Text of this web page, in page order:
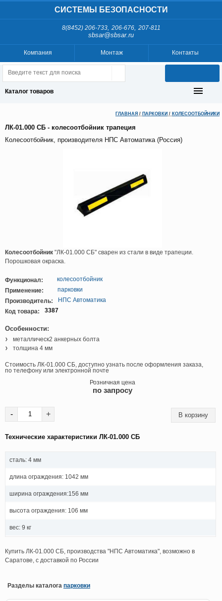
СИСТЕМЫ БЕЗОПАСНОСТИ
8(8452) 206-733, 206-676, 207-811
sbsar@sbsar.ru
Контакты
Монтаж
Компания
Каталог товаров
ГЛАВНАЯ / ПАРКОВКИ / КОЛЕСООТБОЙНИКИ
ЛК-01.000 СБ - колесоотбойник трапеция
Колесоотбойник, производителя НПС Автоматика (Россия)
Колесоотбойник "ЛК-01.000 СБ" сварен из стали в виде трапеции.
Порошковая окраска.
Функционал:
колесоотбойник
Применение:
парковки
Производитель:
НПС Автоматика
Код товара:
3387
Особенности:
металлическ2 анкерных болта
толщина 4 мм
Стоимость ЛК-01.000 СБ, доступно узнать после оформления заказа,
по телефону или электронной почте
Розничная цена
по запросу
- +
Технические характеристики ЛК-01.000 СБ
сталь: 4 мм
длина ограждения: 1042 мм
ширина ограждения:156 мм
высота ограждения: 106 мм
вес: 9 кг
Купить ЛК-01.000 СБ, производства "НПС Автоматика", возможно в
Саратове, с доставкой по России
Разделы каталога парковки